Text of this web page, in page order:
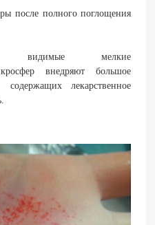
после полного поглощения
мелкие
внедряют большое
лекарственное